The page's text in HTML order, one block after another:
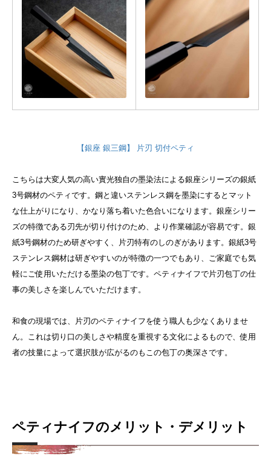
【銀座 銀三鋼】 片刃 切付ペティ
こちらは大変人気の高い實光独自の墨染法による銀座シリーズの銀紙
3号鋼材のペティです。鋼と違いステンレス鋼を墨染にするとマット
な仕上がりになり、かなり落ち着いた色合いになります。銀座シリー
ズの特徴である刃先が切り付けのため、より作業確認が容易です。銀
紙3号鋼材のため研ぎやすく、片刃特有のしのぎがあります。 銀紙3号
ステンレス鋼材は研ぎやすいのが特徴の一つでもあり、ご家庭でも気
軽にご使用いただける墨染の包丁です。ペティナイフで片刃包丁の仕
事の美しさを楽しんでいただけます。
和食の現場では、片刃のペティナイフを使う職人も少なくありませ
ん。これは切り口の美しさや精度を重視する文化によるもので、使用
者の技量によって選択肢が広がるのもこの包丁の奥深さです。
ペティナイフのメリット・デメリット